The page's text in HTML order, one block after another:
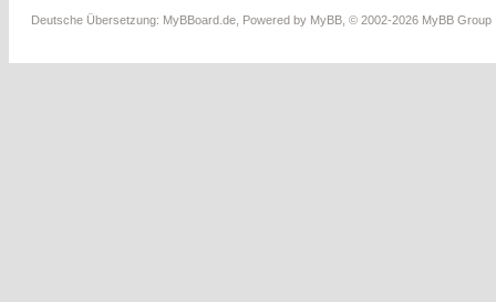
Deutsche Übersetzung: MyBBoard.de , Powered by MyBB , © 2002-2026 MyBB Group